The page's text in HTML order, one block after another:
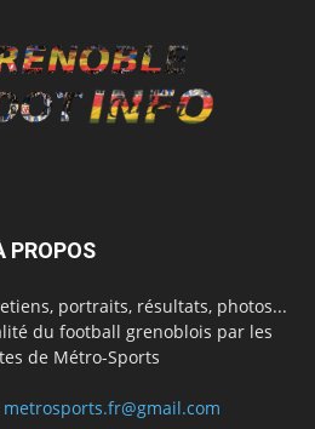
PROPOS
portraits, résultats, photos...
du football grenoblois par les
de Métro-Sports
metrosports.fr@gmail.com